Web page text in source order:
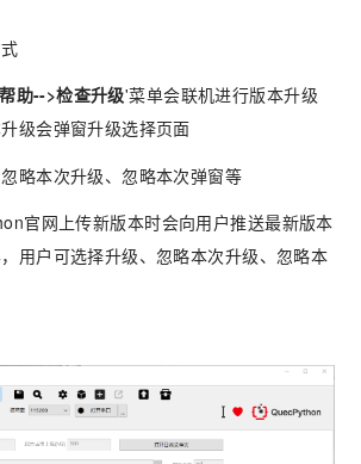
帮助-->检查升级'菜单会联机进行版本升级
级会弹窗升级选择页面
略本次升级、忽略本次弹窗等
官网上传新版本时会向用户推送最新版本
用户可选择升级、忽略本次升级、忽略本